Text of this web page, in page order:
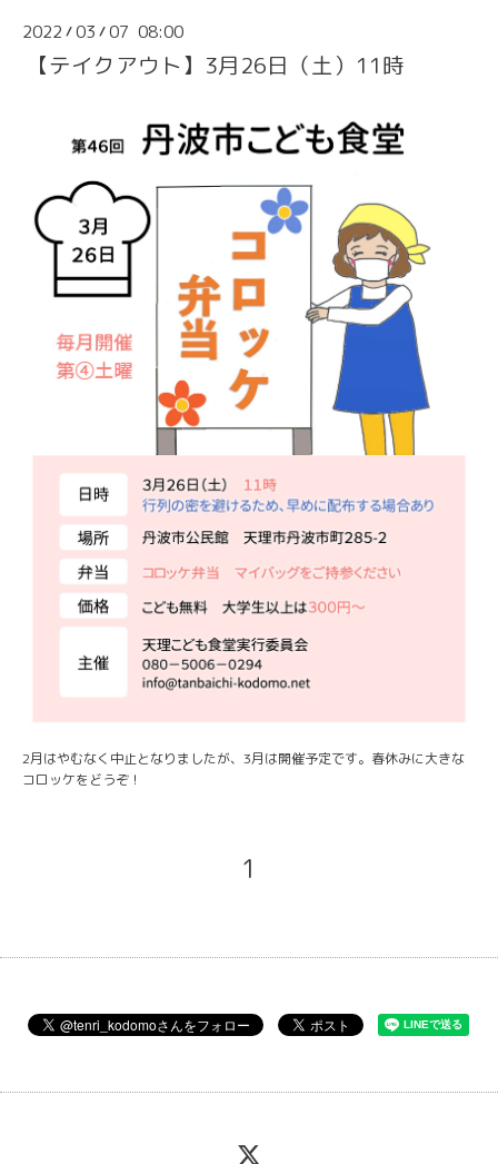
2022 /03 /07 08:00
【テイクアウト】3月26日（土）11時
2月はやむなく中止となりましたが、3月は開催予定です。春休みに大きな
コロッケをどうぞ！
1